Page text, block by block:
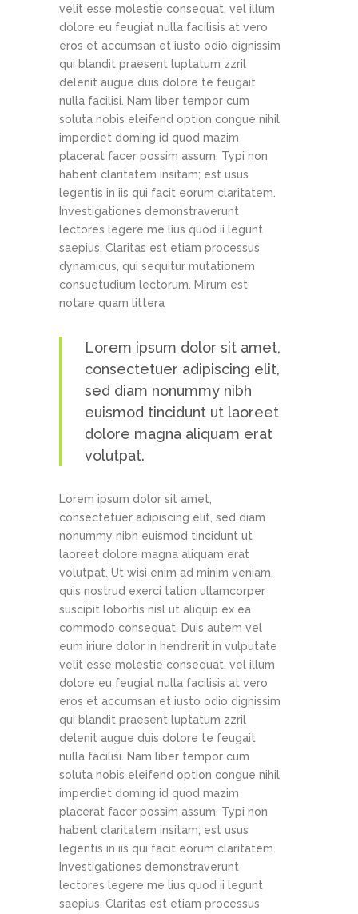
velit esse molestie consequat, vel illum
dolore eu feugiat nulla facilisis at vero
eros et accumsan et iusto odio dignissim
qui blandit praesent luptatum zzril
delenit augue duis dolore te feugait
nulla facilisi. Nam liber tempor cum
soluta nobis eleifend option congue nihil
imperdiet doming id quod mazim
placerat facer possim assum. Typi non
habent claritatem insitam; est usus
legentis in iis qui facit eorum claritatem.
Investigationes demonstraverunt
lectores legere me lius quod ii legunt
saepius. Claritas est etiam processus
dynamicus, qui sequitur mutationem
consuetudium lectorum. Mirum est
notare quam littera
Lorem ipsum dolor sit amet,
consectetuer adipiscing elit,
sed diam nonummy nibh
euismod tincidunt ut laoreet
dolore magna aliquam erat
volutpat.
Lorem ipsum dolor sit amet,
consectetuer adipiscing elit, sed diam
nonummy nibh euismod tincidunt ut
laoreet dolore magna aliquam erat
volutpat. Ut wisi enim ad minim veniam,
quis nostrud exerci tation ullamcorper
suscipit lobortis nisl ut aliquip ex ea
commodo consequat. Duis autem vel
eum iriure dolor in hendrerit in vulputate
velit esse molestie consequat, vel illum
dolore eu feugiat nulla facilisis at vero
eros et accumsan et iusto odio dignissim
qui blandit praesent luptatum zzril
delenit augue duis dolore te feugait
nulla facilisi. Nam liber tempor cum
soluta nobis eleifend option congue nihil
imperdiet doming id quod mazim
placerat facer possim assum. Typi non
habent claritatem insitam; est usus
legentis in iis qui facit eorum claritatem.
Investigationes demonstraverunt
lectores legere me lius quod ii legunt
saepius. Claritas est etiam processus